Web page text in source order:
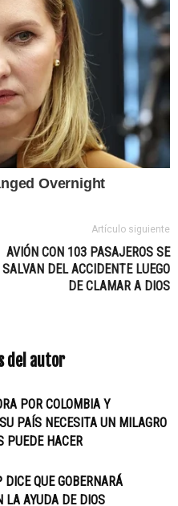
Artículo siguiente
AVIÓN CON 103 PASAJEROS SE
SALVAN DEL ACCIDENTE LUEGO
DE CLAMAR A DIOS
del autor
POR COLOMBIA Y
PAÍS NECESITA UN MILAGRO
PUEDE HACER
QUE GOBERNARÁ
LA AYUDA DE DIOS